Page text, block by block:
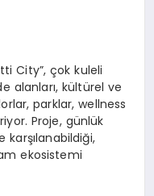
City”,çok kuleli
alanları, kültürel ve
parklar, wellness
Proje, günlük
karşılanabildiği,
ekosistemi